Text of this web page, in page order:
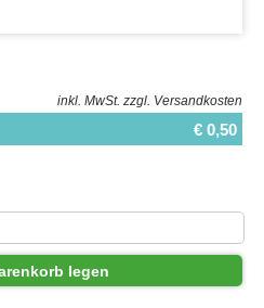
inkl. MwSt. zzgl. Versandkosten
€ 0,50
legen